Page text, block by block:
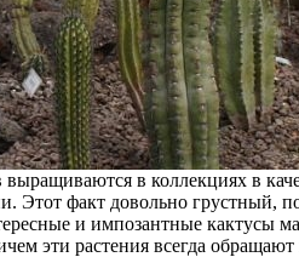
в коллекциях в
факт довольно грустный,
и импозантные кактусы
эти растения всегда